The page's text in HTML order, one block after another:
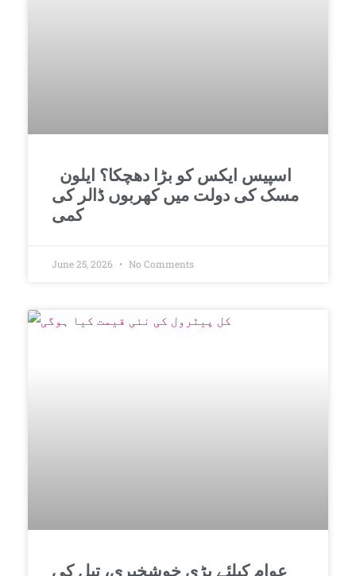
مسک کی دولت میں کھربوں ڈالر کی
کمی
June 25, 2026 No Comments
عوام کیلئے بڑی خوشخبری، تیل کی